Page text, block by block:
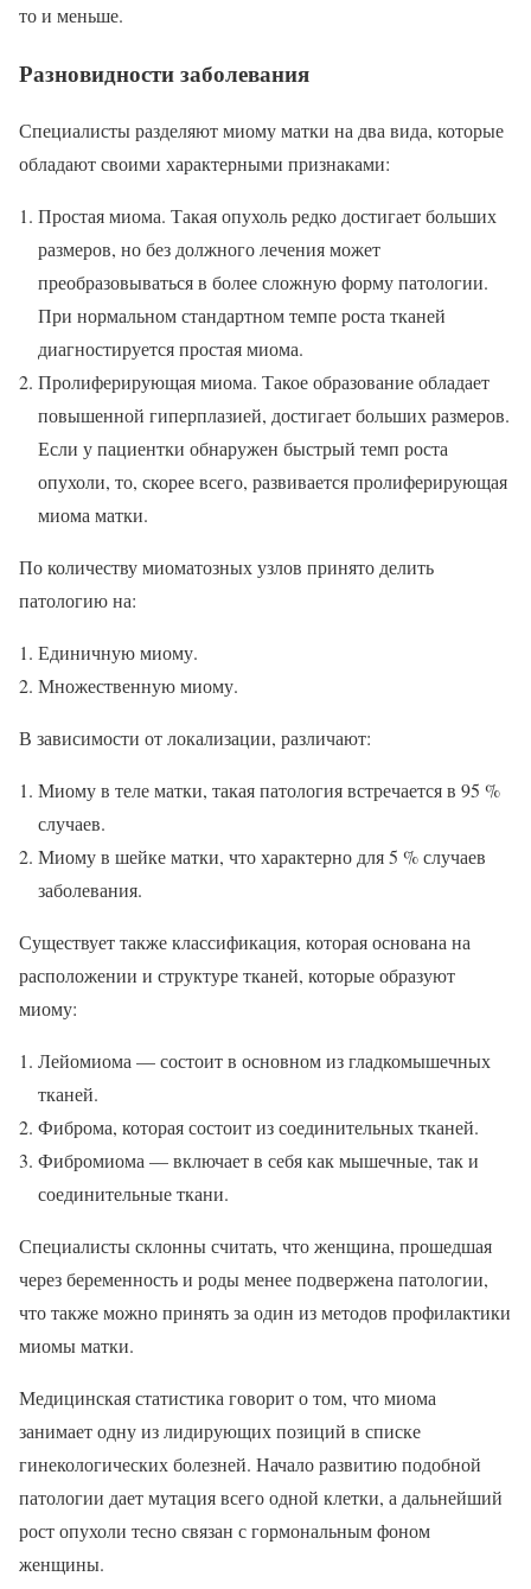
то и меньше.
Разновидности заболевания
Специалисты разделяют миому матки на два вида, которые
обладают своими характерными признаками:
Простая миома. Такая опухоль редко достигает больших
размеров, но без должного лечения может
преобразовываться в более сложную форму патологии.
При нормальном стандартном темпе роста тканей
диагностируется простая миома.
Пролиферирующая миома. Такое образование обладает
повышенной гиперплазией, достигает больших размеров.
Если у пациентки обнаружен быстрый темп роста
опухоли, то, скорее всего, развивается пролиферирующая
миома матки.
По количеству миоматозных узлов принято делить
патологию на:
Единичную миому.
Множественную миому.
В зависимости от локализации, различают:
Миому в теле матки, такая патология встречается в 95 %
случаев.
Миому в шейке матки, что характерно для 5 % случаев
заболевания.
Существует также классификация, которая основана на
расположении и структуре тканей, которые образуют
миому:
Лейомиома — состоит в основном из гладкомышечных
тканей.
Фиброма, которая состоит из соединительных тканей.
Фибромиома — включает в себя как мышечные, так и
соединительные ткани.
Специалисты склонны считать, что женщина, прошедшая
через беременность и роды менее подвержена патологии,
что также можно принять за один из методов профилактики
миомы матки.
Медицинская статистика говорит о том, что миома
занимает одну из лидирующих позиций в списке
гинекологических болезней. Начало развитию подобной
патологии дает мутация всего одной клетки, а дальнейший
рост опухоли тесно связан с гормональным фоном
женщины.